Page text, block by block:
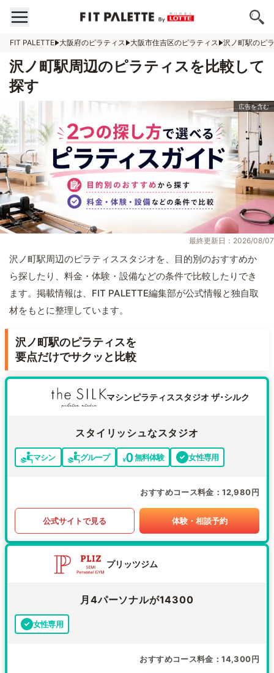
FIT PALETTE 大阪府のピラティス 大阪市住吉区のピラティス 沢ノ町駅のピ
沢ノ町駅周辺のピラティスを比較して
探す
最終更新日：2026/08/07
沢ノ町駅周辺のピラティススタジオを、目的別のおすすめか
ら探したり、料金・体験・設備などの条件で比較したりでき
ます。掲載情報は、FIT PALETTE編集部が公式情報と独自取
材をもとに整理しています。
沢ノ町駅のピラティスを
要点だけでサクッと比較
マシンピラティススタジオ ザ･シルク
スタイリッシュなスタジオ
マシン グループ 無料体験 女性専用
おすすめコース料金 12,980円
公式サイトで見る 体験・相談予約
プリッツジム
月4パーソナルが14300
女性専用
おすすめコース料金 14,300円